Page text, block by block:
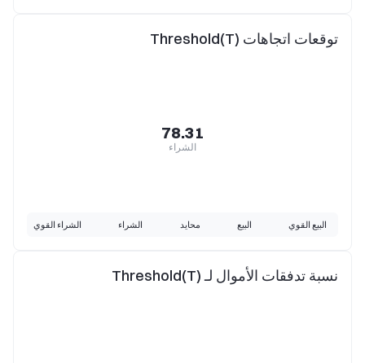
توقعات اتجاهات Threshold(T)
78.31
الشراء
البيع القوي البيع محايد الشراء الشراء القوي
نسبة تدفقات الأموال لـ Threshold(T)